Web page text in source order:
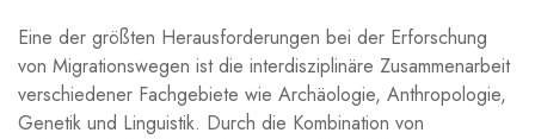
Eine der größten ⁣Herausforderungen bei der Erforschung
von Migrationswegen ist die interdisziplinäre Zusammenarbeit
verschiedener Fachgebiete ⁢wie Archäologie, ​Anthropologie,‌
Genetik​ und Linguistik. ​Durch⁤ die ⁢Kombination von